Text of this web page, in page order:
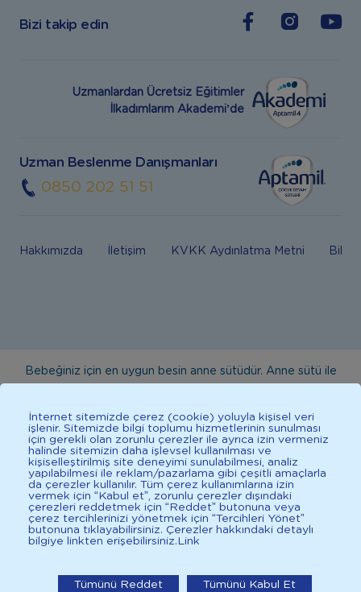
Bizi takip edin
Uzmanlardan Ücretsiz Eğitimler
İlkadımlarım Akademi’de
Uzman Beslenme Danışmanları
0850 202 51 51
Hakkımızda İletişim KVKK Aydınlatma Metni Bilgi
Bebeğiniz için en uygun besin anne sütüdür. Anne sütü ile
danışınız. Bu sitede yayınlanan bilgiler hekim tavsiyesi
yerine geçmez. En doğru bilgi için doktorunuza danışınız.
Sağlıklı yaşam için dengeli, çeşitli beslenilmelidir. *D vitamini
çocuklarda bağışıklık sisteminin normal işlevine katkıda
bulunur.
İlkadımlarım'ı uygulamada
İnternet sitemizde çerez (cookie) yoluyla kişisel veri
işlenir. Sitemizde bilgi toplumu hizmetlerinin sunulması
için gerekli olan zorunlu çerezler ile ayrıca izin vermeniz
halinde sitemizin daha işlevsel kullanılması ve
kişiselleştirilmiş site deneyimi sunulabilmesi, analiz
yapılabilmesi ile reklam/pazarlama gibi çeşitli amaçlarla
da çerezler kullanılır. Tüm çerez kullanımlarına izin
vermek için “Kabul et”, zorunlu çerezler dışındaki
çerezleri reddetmek için “Reddet” butonuna veya
çerez tercihlerinizi yönetmek için “Tercihleri Yönet”
butonuna tıklayabilirsiniz. Çerezler hakkındaki detaylı
bilgiye linkten erişebilirsiniz. Link
Tümünü Reddet Tümünü Kabul Et